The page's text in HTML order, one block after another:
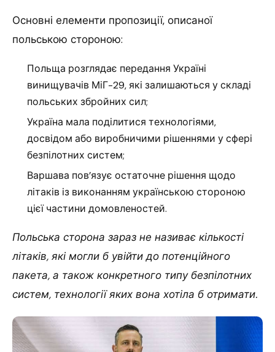
Основні елементи пропозиції, описаної
польською стороною:
Польща розглядає передання Україні
винищувачів МіГ-29, які залишаються у складі
польських збройних сил;
Україна мала поділитися технологіями,
досвідом або виробничими рішеннями у сфері
безпілотних систем;
Варшава пов’язує остаточне рішення щодо
літаків із виконанням українською стороною
цієї частини домовленостей.
Польська сторона зараз не називає кількості
літаків, які могли б увійти до потенційного
пакета, а також конкретного типу безпілотних
систем, технології яких вона хотіла б отримати.